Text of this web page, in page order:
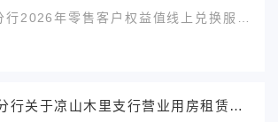
2027年全行定制瓶装水采购项目
行2026年零售客户权益值线上兑换服务
个数1采购公告日期2026年6月30日成交
四川银行凉山分行关于凉山木里支行营业用房租赁公示